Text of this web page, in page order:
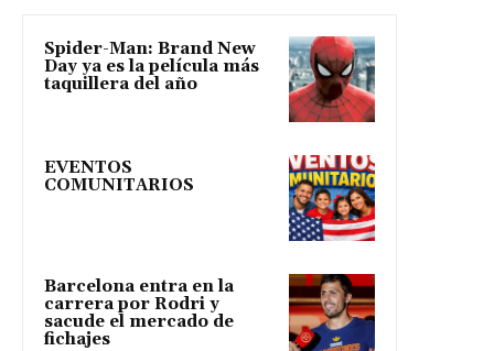
Spider-Man: Brand New
Day ya es la película más
taquillera del año
EVENTOS
COMUNITARIOS
Barcelona entra en la
carrera por Rodri y
sacude el mercado de
fichajes